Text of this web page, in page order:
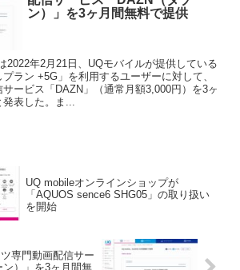
ン）」を3ヶ月間無料で提供
2022年2月21日、UQモバイルが提供している
ラン +5G」を利用するユーザーに対して、
ービス「DAZN」（通常月額3,000円）を3ヶ
発表した。ま...
UQ mobileオンラインショップが
「AQUOS sence6 SHG05」の取り扱い
を開始
専門動画配信サー
ン）」を3ヶ月間無